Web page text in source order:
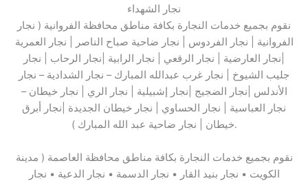
نجار الشهداء
نقوم بجميع خدمات النجارة بكافة مناطق محافظة الفروانية ( نجار
الفروانية | نجار الفردوس | نجار ضاحية صباح الناصر | نجار العمرية
|نجار العارضية | نجار الرقعي | نجار الرابية |نجار الرحاب | نجار
جليب الشيوخ | نجار غرب عبدالله المبارك – نجار الشدادية – نجار
الأندلس |نجار الضجيج |نجار إشبيلية | نجار الري | نجار خيطان –
نجار العباسية | نجار الحساوي | نجار خيطان الجديدة |نجار أبرق
خيطان | نجار ضاحية عبد الله المبارك ).
نقوم بجميع خدمات النجارة بكافة مناطق محافظة العاصمة ( مدينة
الكويت • نجار بنيد القار • نجار الدسمة • نجار الدعية • نجار